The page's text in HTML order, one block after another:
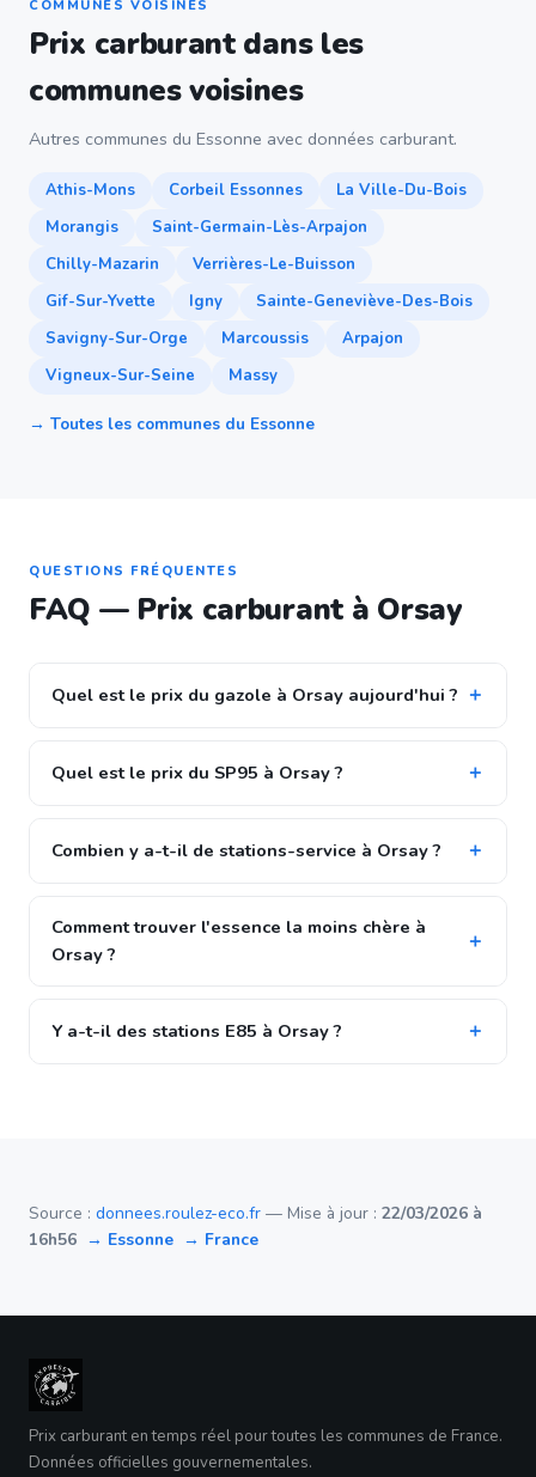
COMMUNES VOISINES
Prix carburant dans les
communes voisines
Autres communes du Essonne avec données carburant.
Athis-Mons Corbeil Essonnes
La Ville-Du-Bois
Morangis
Saint-Germain-Lès-Arpajon
Chilly-Mazarin
Verrières-Le-Buisson
Gif-Sur-Yvette
Igny
Sainte-Geneviève-Des-Bois
Savigny-Sur-Orge
Marcoussis
Arpajon
Vigneux-Sur-Seine
Massy
→ Toutes les communes du Essonne
QUESTIONS FRÉQUENTES
FAQ — Prix carburant à Orsay
Quel est le prix du gazole à Orsay aujourd'hui ?
Quel est le prix du SP95 à Orsay ?
Combien y a-t-il de stations-service à Orsay ?
Comment trouver l'essence la moins chère à
Orsay ?
Y a-t-il des stations E85 à Orsay ?
Source : donnees.roulez-eco.fr — Mise à jour : 22/03/2026 à
16h56 → Essonne → France
Prix carburant en temps réel pour toutes les communes de France.
Données officielles gouvernementales.